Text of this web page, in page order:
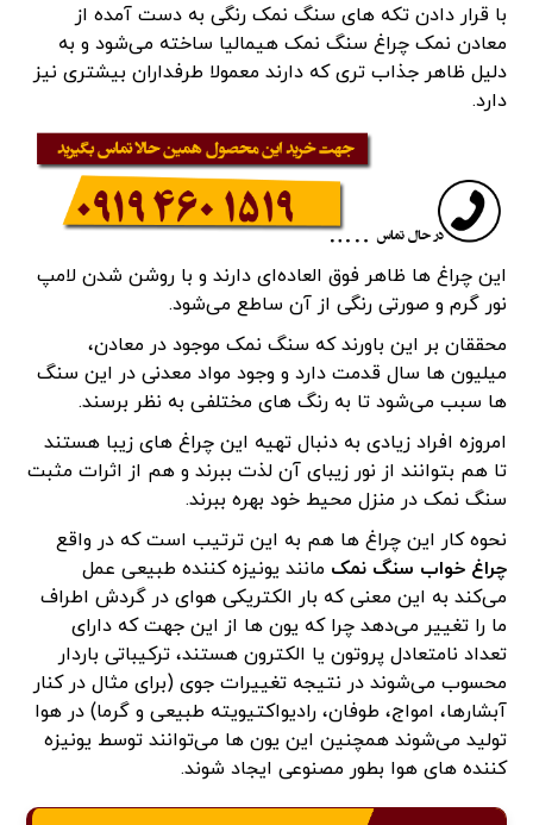
با قرار دادن تکه های سنگ نمک رنگی به دست آمده از
معادن نمک چراغ سنگ نمک هیمالیا ساخته می‌شود و به
دلیل ظاهر جذاب تری که دارند معمولا طرفداران بیشتری نیز
دارد.
این چراغ ها ظاهر فوق العاده‌ای دارند و با روشن شدن لامپ
نور گرم و صورتی رنگی از آن ساطع می‌شود.
محققان بر این باورند که سنگ نمک موجود در معادن،
میلیون ها سال قدمت دارد و وجود مواد معدنی در این سنگ
ها سبب می‌شود تا به رنگ های مختلفی به نظر برسند.
امروزه افراد زیادی به دنبال تهیه این چراغ های زیبا هستند
تا هم بتوانند از نور زیبای آن لذت ببرند و هم از اثرات مثبت
سنگ نمک در منزل محیط خود بهره ببرند.
نحوه کار این چراغ ها هم به این ترتیب است که در واقع
چراغ خواب سنگ نمک مانند یونیزه کننده طبیعی عمل
می‌کند به این معنی که بار الکتریکی هوای در گردش اطراف
ما را تغییر می‌دهد چرا که یون ها از این جهت که دارای
تعداد نامتعادل پروتون یا الکترون هستند، ترکیباتی باردار
محسوب می‌شوند در نتیجه تغییرات جوی (برای مثال در کنار
آبشارها، امواج، طوفان، رادیواکتیویته طبیعی و گرما) در هوا
تولید می‌شوند همچنین این یون ها می‌توانند توسط یونیزه
کننده های هوا بطور مصنوعی ایجاد شوند.